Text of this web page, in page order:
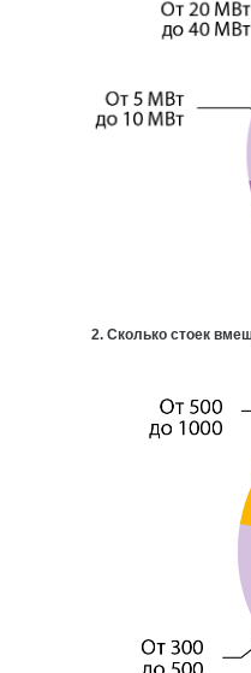
2. Сколько стоек